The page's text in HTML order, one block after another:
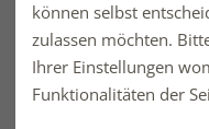
können selbst
zulassen möchten.
Ihrer Einstellungen
Funktionalitäten der